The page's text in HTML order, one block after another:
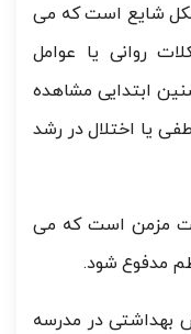
شایع است که می
روانی یا عوامل
ابتدایی مشاهده
یا اختلال در رشد
مزمن است که می
مدفوع شود.
بهداشتی در مدرسه